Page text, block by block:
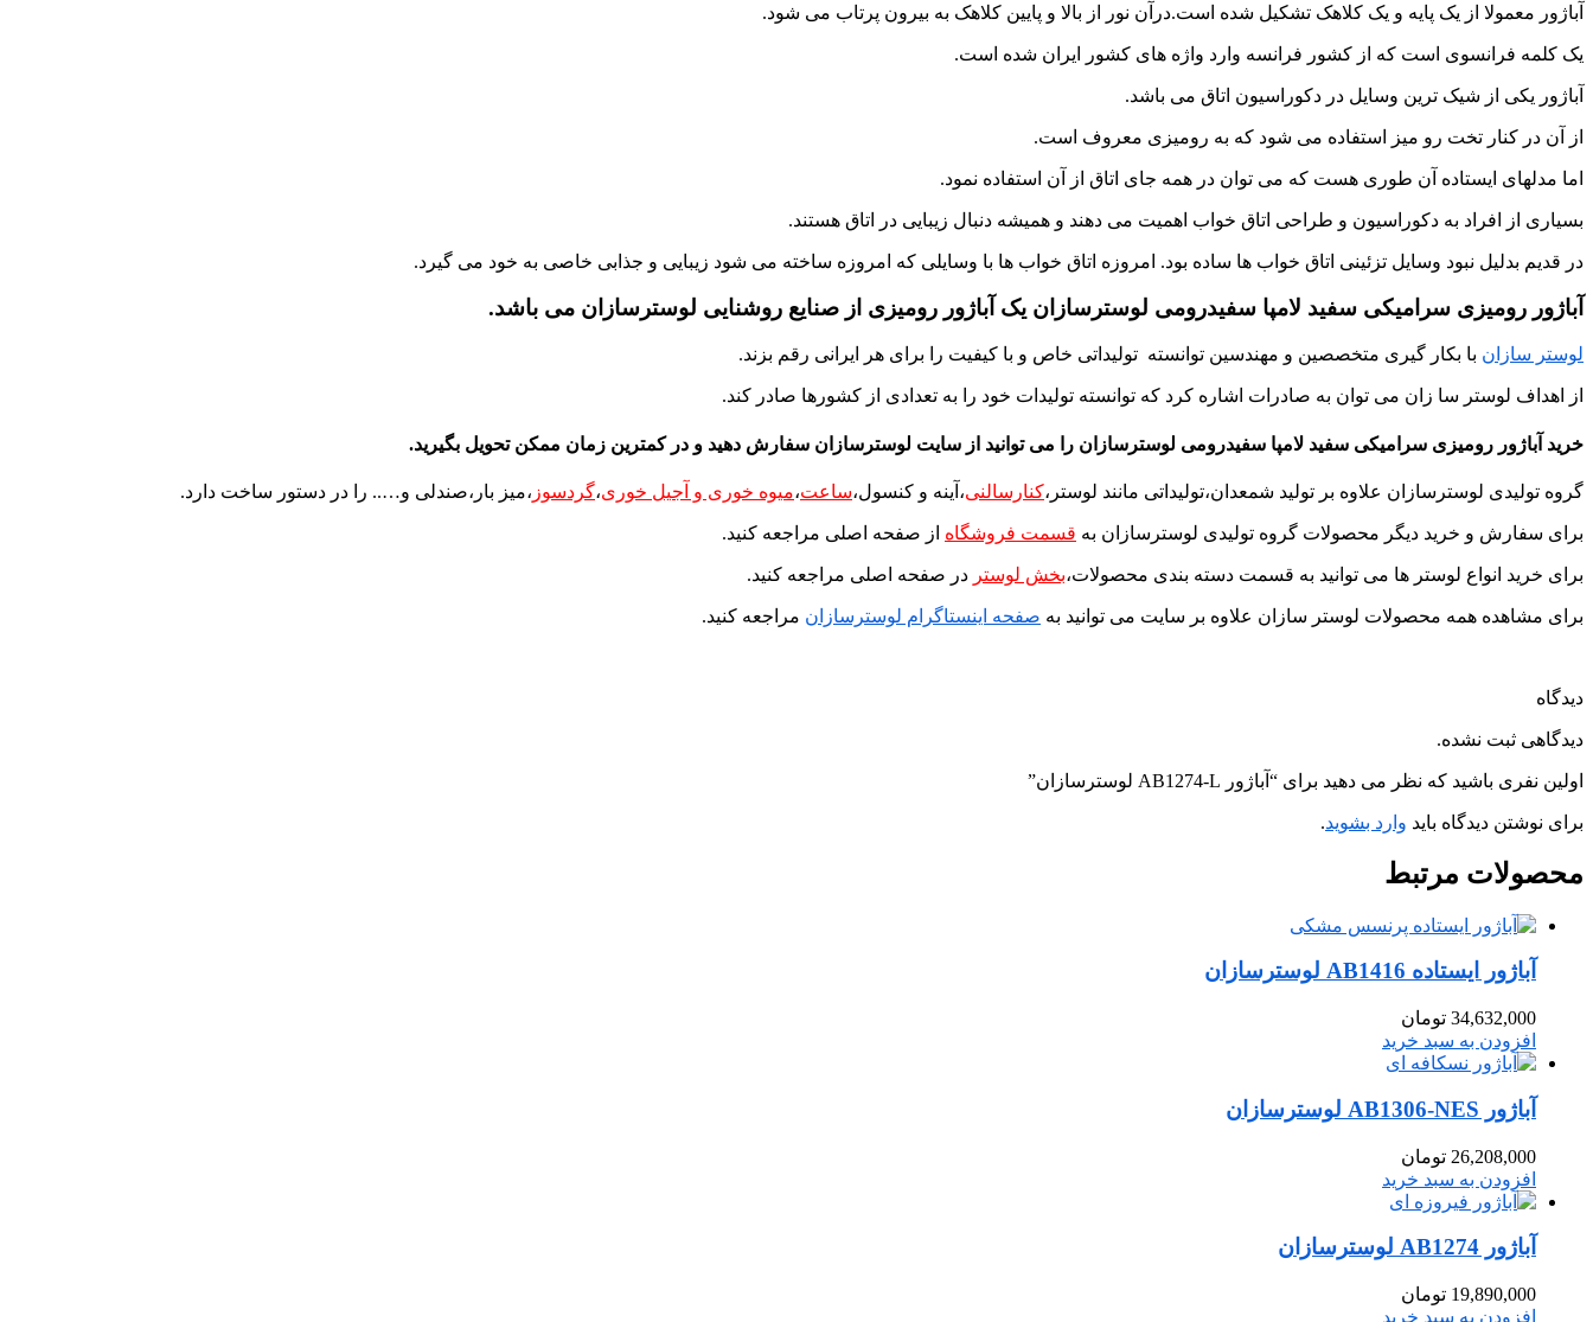
آباژور معمولا از یک پایه و یک کلاهک تشکیل شده است.درآن نور از بالا و پایین کلاهک به بیرون پرتاب می شود.
یک کلمه فرانسوی است که از کشور فرانسه وارد واژه های کشور ایران شده است.
آباژور یکی از شیک ترین وسایل در دکوراسیون اتاق می باشد.
از آن در کنار تخت رو میز استفاده می شود که به رومیزی معروف است.
اما مدلهای ایستاده آن طوری هست که می توان در همه جای اتاق از آن استفاده نمود.
بسیاری از افراد به دکوراسیون و طراحی اتاق خواب اهمیت می دهند و همیشه دنبال زیبایی در اتاق هستند.
در قدیم بدلیل نبود وسایل تزئینی اتاق خواب ها ساده بود. امروزه اتاق خواب ها با وسایلی که امروزه ساخته می شود زیبایی و جذابی خاصی به خود می گیرد.
آباژور رومیزی سرامیکی سفید لامپا سفیدرومی لوسترسازان یک آباژور رومیزی از صنایع روشنایی لوسترسازان می باشد.
لوستر سازان با بکار گیری متخصصین و مهندسین توانسته تولیداتی خاص و با کیفیت را برای هر ایرانی رقم بزند.
از اهداف لوستر سا زان می توان به صادرات اشاره کرد که توانسته تولیدات خود را به تعدادی از کشورها صادر کند.
خرید آباژور رومیزی سرامیکی سفید لامپا سفیدرومی لوسترسازان را می توانید از سایت لوسترسازان سفارش دهید و در کمترین زمان ممکن تحویل بگیرید.
گروه تولیدی لوسترسازان علاوه بر تولید شمعدان،تولیداتی مانند لوستر ،کنارسالنی،آینه و کنسول،ساعت،میوه خوری و آجیل خوری،گردسوز ،میز بار،صندلی و….. را در دستور ساخت دارد.
برای سفارش و خرید دیگر محصولات گروه تولیدی لوسترسازان به قسمت فروشگاه از صفحه اصلی مراجعه کنید.
برای خرید انواع لوستر ها می توانید به قسمت دسته بندی محصولات،بخش لوستر در صفحه اصلی مراجعه کنید.
برای مشاهده همه محصولات لوستر سازان علاوه بر سایت می توانید به صفحه اینستاگرام لوسترسازان مراجعه کنید.
دیدگاه
دیدگاهی ثبت نشده.
اولین نفری باشید که نظر می دهید برای “آباژور AB1274-L لوسترسازان”
برای نوشتن دیدگاه باید وارد بشوید.
محصولات مرتبط
آباژور ایستاده AB1416 لوسترسازان
34,632,000 تومان
افزودن به سبد خرید
آباژور AB1306-NES لوسترسازان
26,208,000 تومان
افزودن به سبد خرید
آباژور AB1274 لوسترسازان
19,890,000 تومان
افزودن به سبد خرید